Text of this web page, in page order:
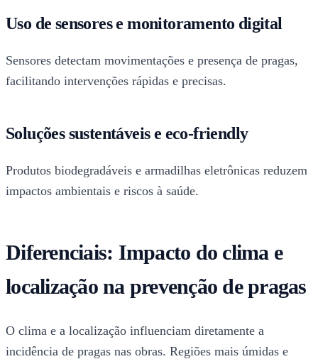
Uso de sensores e monitoramento digital
Sensores detectam movimentações e presença de pragas,
facilitando intervenções rápidas e precisas.
Soluções sustentáveis e eco-friendly
Produtos biodegradáveis e armadilhas eletrônicas reduzem
impactos ambientais e riscos à saúde.
Diferenciais: Impacto do clima e
localização na prevenção de pragas
O clima e a localização influenciam diretamente a
incidência de pragas nas obras. Regiões mais úmidas e